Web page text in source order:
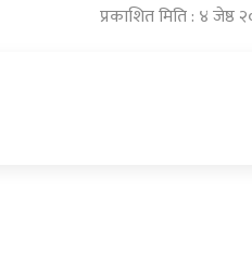
प्रकाशित मिति : ४